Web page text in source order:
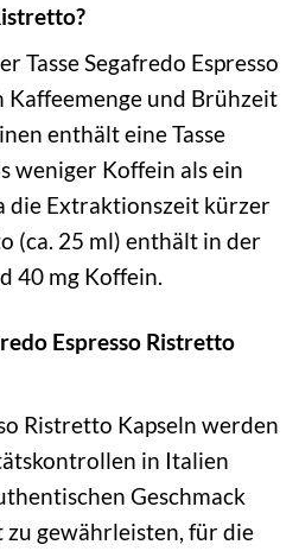
Tasse Segafredo Espresso
Kaffeemenge und Brühzeit
enthält eine Tasse
weniger Koffein als ein
die Extraktionszeit kürzer
(ca. 25 ml) enthält in der
40 mg Koffein.
Espresso Ristretto
Ristretto Kapseln werden
in Italien
Geschmack
gewährleisten, für die